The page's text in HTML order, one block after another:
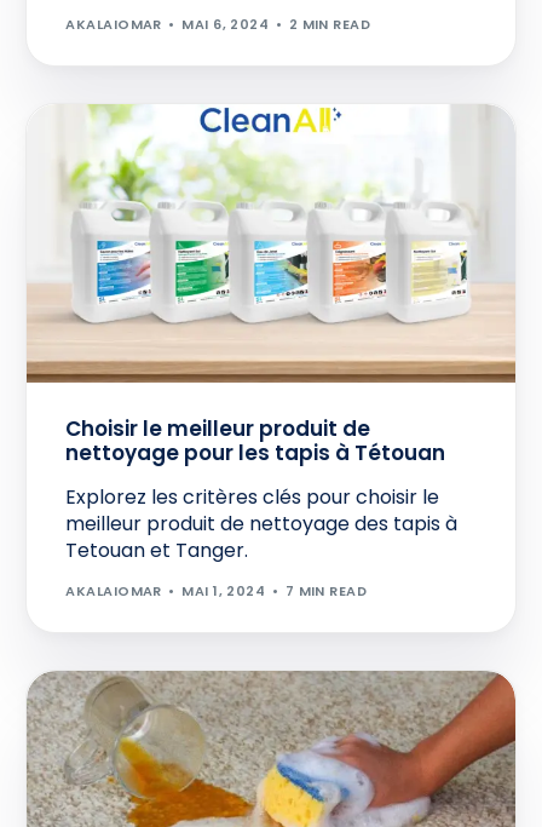
AKALAIOMAR MAI 6, 2024 2 MIN READ
Choisir le meilleur produit de
nettoyage pour les tapis à Tétouan
Explorez les critères clés pour choisir le
meilleur produit de nettoyage des tapis à
Tetouan et Tanger.
AKALAIOMAR MAI 1, 2024 7 MIN READ